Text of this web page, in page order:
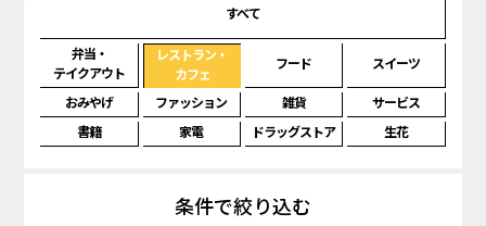
すべて
弁当・
テイクアウト
レストラン・
カフェ
フード スイーツ
おみやげ ファッション 雑貨
サービス
書籍
家電 ドラッグストア 生花
条件で絞り込む